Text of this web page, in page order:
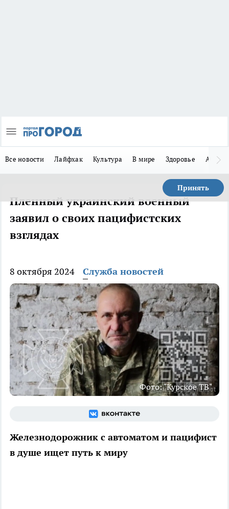
Все новости Лайфхак Культура В мире Здоровье Авто
Принять
Пленный украинский военный
заявил о своих пацифистских
взглядах
8 октября 2024 Служба новостей
Фото: "Курское ТВ"
Железнодорожник с автоматом и пацифист
в душе ищет путь к миру